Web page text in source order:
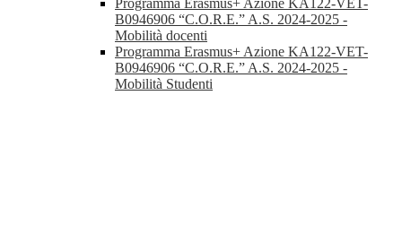
Programma Erasmus+ Azione KA122-VET-
B0946906 “C.O.R.E.” A.S. 2024-2025 -
Mobilità docenti
Programma Erasmus+ Azione KA122-VET-
B0946906 “C.O.R.E.” A.S. 2024-2025 -
Mobilità Studenti